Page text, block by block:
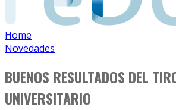
Home
Novedades
BUENOS RESULTADOS DEL
UNIVERSITARIO